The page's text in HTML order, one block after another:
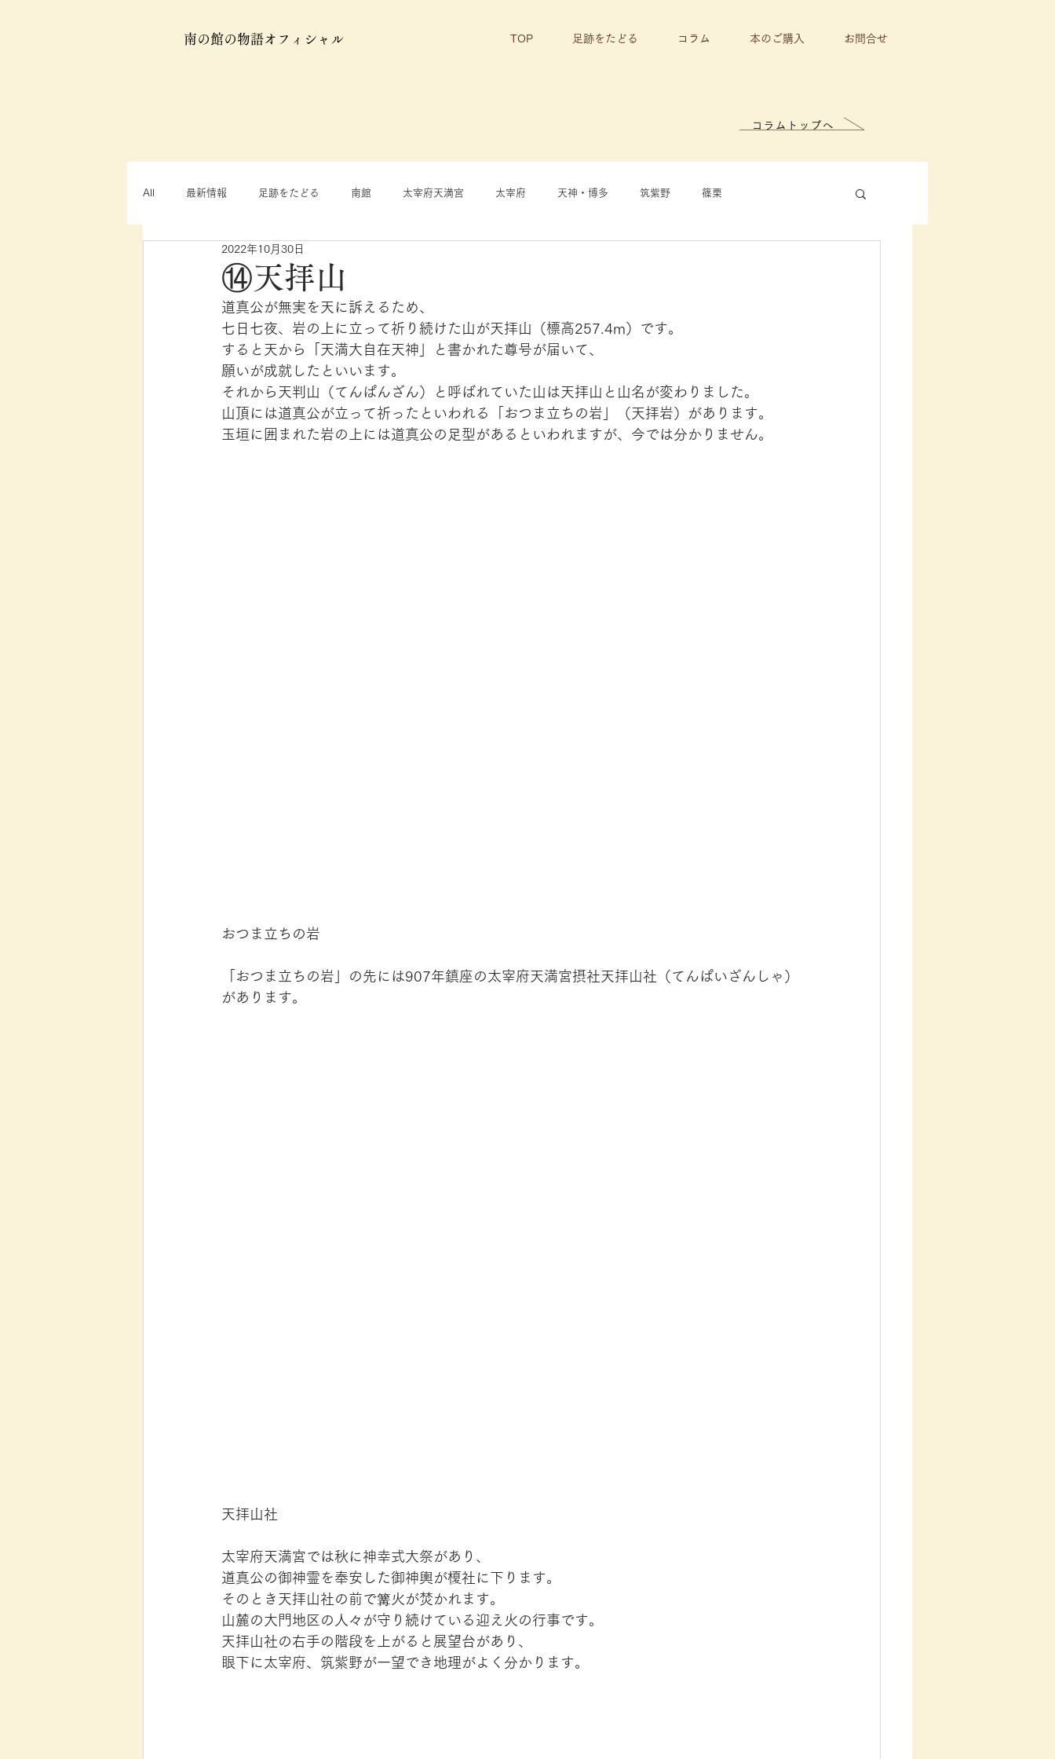
南の館の物語オフィシャル TOP 足跡をたどる コラム 本のご購入 お問合せ
コラムトップへ
All 最新情報 足跡をたどる 南館 太宰府天満宮 太宰府 天神・博多 筑紫野 篠栗
⑭天拝山
2022年10月30日
道真公が無実を天に訴えるため、
七日七夜、岩の上に立って祈り続けた山が天拝山（標高257.4m）です。
すると天から「天満大自在天神」と書かれた尊号が届いて、
願いが成就したといいます。
それから天判山（てんぱんざん）と呼ばれていた山は天拝山と山名が変わりました。
山頂には道真公が立って祈ったといわれる「おつま立ちの岩」（天拝岩）があります。
玉垣に囲まれた岩の上には道真公の足型があるといわれますが、今では分かりません。
おつま立ちの岩
「おつま立ちの岩」の先には907年鎮座の太宰府天満宮摂社天拝山社（てんぱいざんしゃ）
があります。
天拝山社
太宰府天満宮では秋に神幸式大祭があり、
道真公の御神霊を奉安した御神輿が榎社に下ります。
そのとき天拝山社の前で篝火が焚かれます。
山麓の大門地区の人々が守り続けている迎え火の行事です。
天拝山社の右手の階段を上がると展望台があり、
眼下に太宰府、筑紫野が一望でき地理がよく分かります。